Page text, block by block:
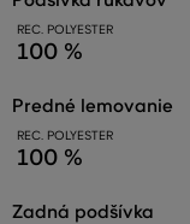
REC. POLYESTER
100 %
predné lemovanie
REC. POLYESTER
100 %
zadná podšívka